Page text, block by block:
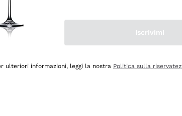
e lo consiglio! 👍
Iscrivimi
ulteriori informazioni, leggi la nostra Politica sulla